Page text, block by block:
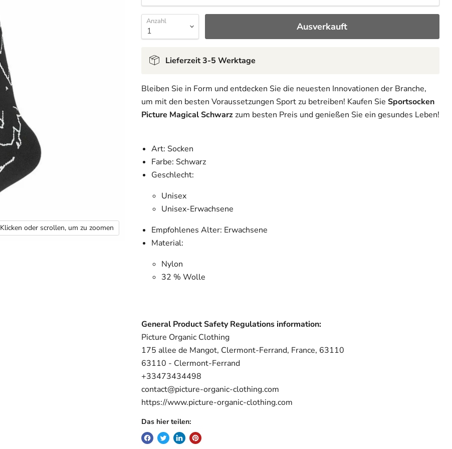
Klicken oder scrollen, um zu zoomen
Anzahl Ausverkauft
Lieferzeit 3-5 Werktage
Bleiben Sie in Form und entdecken Sie die neuesten Innovationen der Branche,
um mit den besten Voraussetzungen Sport zu betreiben! Kaufen Sie Sportsocken
Picture Magical Schwarzzum besten Preis und genießen Sie ein gesundes Leben!
Art: Socken
Farbe: Schwarz
Geschlecht:
Unisex
Unisex-Erwachsene
Empfohlenes Alter: Erwachsene
Material:
Nylon
32 % Wolle
General Product Safety Regulations information:
Picture Organic Clothing
175 allee de Mangot, Clermont-Ferrand, France, 63110
63110 - Clermont-Ferrand
+33473434498
contact@picture-organic-clothing.com
https://www.picture-organic-clothing.com
Das hier teilen: